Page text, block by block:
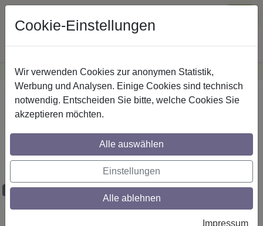
Günstige Versandkosteninnerhalb Österreichs· Sichere Zahlung
Startseite Gardinenstangen Messing-Optik
Gardinenstangen aus Messing-Optik /
Edelstahl-Optik in 20 mm Ø, 2-läufig, 2-
läufig, Modell PLATON - Sitra (ohne
Ringe)
Maßzuschnitt möglich
Cookie-Einstellungen
Wir verwenden Cookies zur anonymen Statistik,
Werbung und Analysen. Einige Cookies sind technisch
notwendig. Entscheiden Sie bitte, welche Cookies Sie
akzeptieren möchten.
Alle auswählen
Einstellungen
Alle ablehnen
Impressum